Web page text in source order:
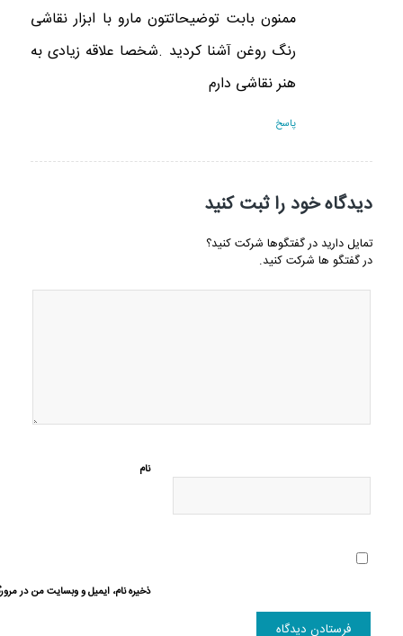
ممنون بابت توضیحاتتون مارو با ابزار نقاشی
رنگ روغن آشنا کردید .شخصا علاقه زیادی به
هنر نقاشی دارم
پاسخ
دیدگاه خود را ثبت کنید
تمایل دارید در گفتگوها شرکت کنید؟
در گفتگو ها شرکت کنید.
نام
ذخیره نام، ایمیل و وبسایت من در